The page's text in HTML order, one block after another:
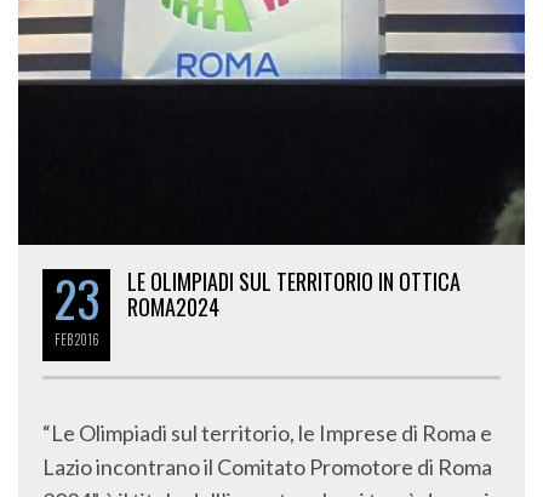
23
FEB2016
LE OLIMPIADI SUL TERRITORIO IN OTTICA
“Le Olimpiadi sul territorio, le Imprese di Roma e
Lazio incontrano il Comitato Promotore di Roma